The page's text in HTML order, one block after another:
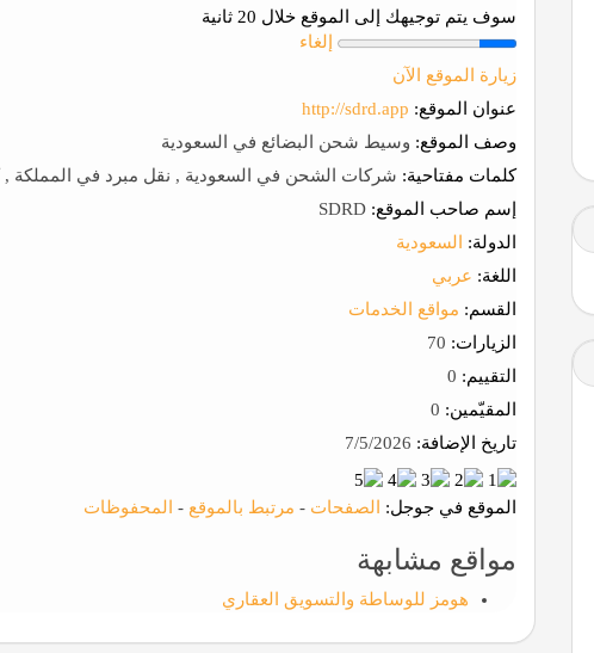
سوف يتم توجيهك إلى الموقع خلال 20 ثانية
إلغاء
زيارة الموقع الآن
عنوان الموقع: http://sdrd.app
وصف الموقع: وسيط شحن البضائع في السعودية
كلمات مفتاحية: شركات الشحن في السعودية , نقل مبرد في المملكة
إسم صاحب الموقع:
الدولة:
السعودية
اللغة: عربي
القسم: مواقع الخدمات
الزيارات:
التقييم:
المقيّمين:
تاريخ الإضافة:
الموقع في جوجل: الصفحات - مرتبط بالموقع - المحفوظات
مواقع مشابهة
هومز للوساطة والتسويق العقاري